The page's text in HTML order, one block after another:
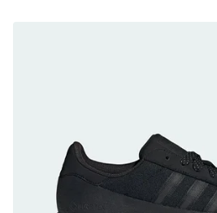
防水鞋推薦 10. PUMA
GORE-TEX：氮氣中底注
全天候越野跑鞋